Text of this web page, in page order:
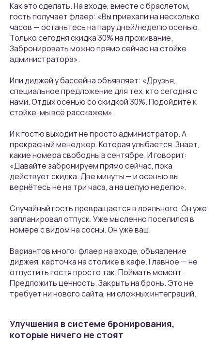
Как это сделать. На входе, вместе с браслетом,
гость получает флаер: «Вы приехали на несколько
часов — останьтесь на пару дней/неделю осенью.
Только сегодня скидка 30% на проживание.
Забронировать можно прямо сейчас на стойке
администратора».
Или диджей у бассейна объявляет: «Друзья,
специальное предложение для тех, кто сегодня с
нами. Отдых осенью со скидкой 30%. Подойдите к
стойке, мы всё расскажем».
И к гостю выходит не просто администратор. А
прекрасный менеджер. Которая улыбается. Знает,
какие номера свободны в сентябре. И говорит:
«Давайте забронируем прямо сейчас, пока
действует скидка. Две минуты — и осенью вы
вернётесь не на три часа, а на целую неделю».
Случайный гость превращается в лояльного. Он уже
запланировал отпуск. Уже мысленно поселился в
номере с видом на сосны. Он уже ваш.
Вариантов много: флаер на входе, объявление
диджея, карточка на столике в кафе. Главное — не
отпустить гостя просто так. Поймать момент.
Предложить ценность. Закрыть на бронь. Это не
требует ни нового сайта, ни сложных интеграций.
Улучшения в системе бронирования,
которые ничего не стоят